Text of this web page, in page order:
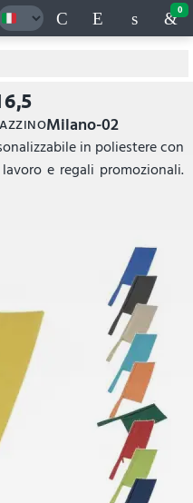
0
Milano-02
in poliestere con
e regali promozionali.